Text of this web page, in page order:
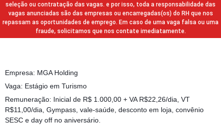
seleção ou contratação das vagas. e por isso, toda a responsabilidade das
vagas anunciadas são das empresas ou encarregadas(os) do RH que nos
repassam as oportunidades de emprego. Em caso de uma vaga falsa ou uma
fraude, solicitamos que nos contate imediatamente.
Empresa: MGA Holding
Vaga: Estágio em Turismo
Remuneração: Inicial de R$ 1.000,00 + VA R$22,26/dia, VT
R$11,00/dia, Gympass, vale-saúde, desconto em loja, convênio
SESC e day off no aniversário.